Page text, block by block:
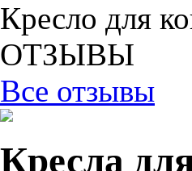
Кресло для
ОТЗЫВЫ
Все отзывы
Кресла